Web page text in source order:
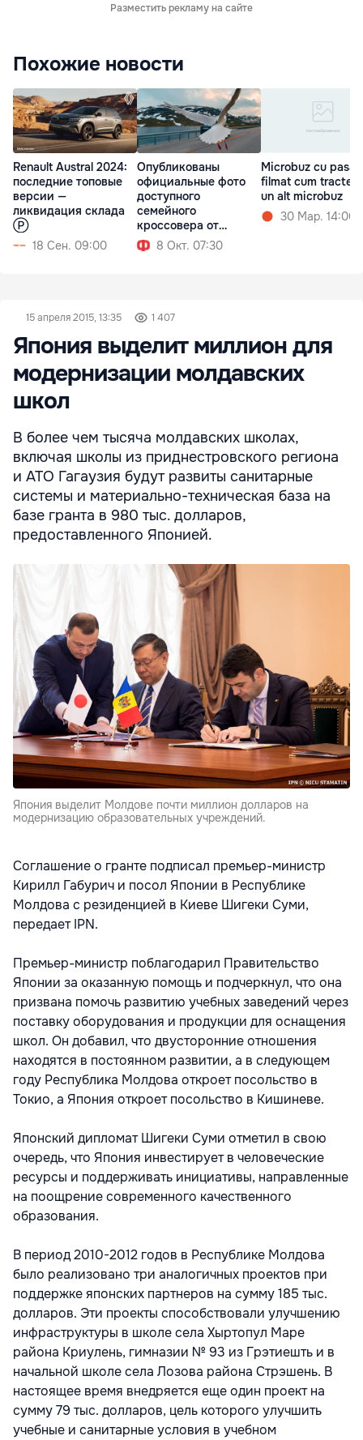
Разместить рекламу на сайте
Похожие новости
Renault Austral 2024:
последние топовые
версии —
ликвидация склада
Ⓟ
18 Сен. 09:00
Опубликованы
официальные фото
доступного
семейного
кроссовера от
Renault8 Окт. 07:30
Microbuz cu
filmat cum
un alt microbuz
30 Мар. 14:06
15 апреля 2015, 13:35 1 407
Япония выделит миллион для
модернизации молдавских
школ
В более чем тысяча молдавских школах,
включая школы из приднестровского региона
и АТО Гагаузия будут развиты санитарные
системы и материально-техническая база на
базе гранта в 980 тыс. долларов,
предоставленного Японией.
Япония выделит Молдове почти миллион долларов на
модернизацию образовательных учреждений.
Соглашение о гранте подписал премьер-министр
Кирилл Габурич и посол Японии в Республике
Молдова с резиденцией в Киеве Шигеки Суми,
передает IPN.
Премьер-министр поблагодарил Правительство
Японии за оказанную помощь и подчеркнул, что она
призвана помочь развитию учебных заведений через
поставку оборудования и продукции для оснащения
школ. Он добавил, что двусторонние отношения
находятся в постоянном развитии, а в следующем
году Республика Молдова откроет посольство в
Токио, а Япония откроет посольство в Кишиневе.
Японский дипломат Шигеки Суми отметил в свою
очередь, что Япония инвестирует в человеческие
ресурсы и поддерживать инициативы, направленные
на поощрение современного качественного
образования.
В период 2010-2012 годов в Республике Молдова
было реализовано три аналогичных проектов при
поддержке японских партнеров на сумму 185 тыс.
долларов. Эти проекты способствовали улучшению
инфраструктуры в школе села Хыртопул Маре
района Криулень, гимназии № 93 из Грэтиешть и в
начальной школе села Лозова района Стрэшень. В
настоящее время внедряется еще один проект на
сумму 79 тыс. долларов, цель которого улучшить
учебные и санитарные условия в учебном